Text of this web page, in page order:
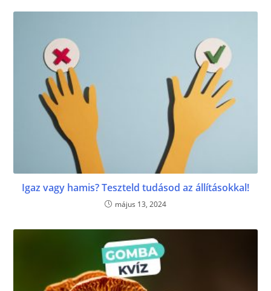
Igaz vagy hamis? Teszteld tudásod az állításokkal!
május 13, 2024